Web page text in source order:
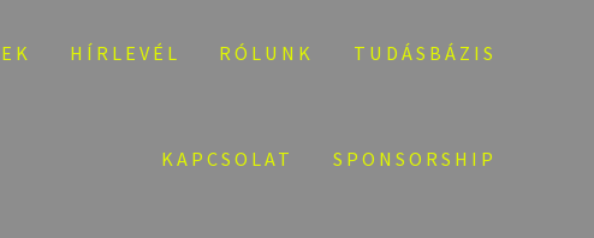
HÍRLEVÉL RÓLUNK TUDÁSBÁZIS
KAPCSOLAT SPONSORSHIP